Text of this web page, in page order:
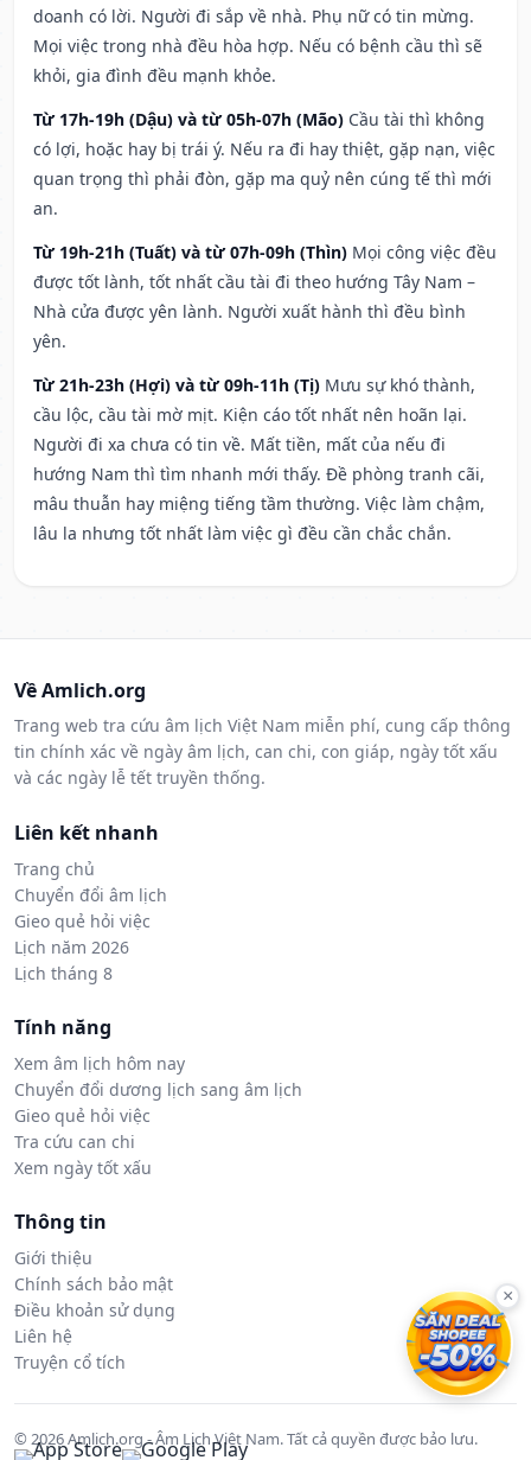
doanh có lời. Người đi sắp về nhà. Phụ nữ có tin mừng.
Mọi việc trong nhà đều hòa hợp. Nếu có bệnh cầu thì sẽ
khỏi, gia đình đều mạnh khỏe.
Từ 17h-19h (Dậu) và từ 05h-07h (Mão) Cầu tài thì không
có lợi, hoặc hay bị trái ý. Nếu ra đi hay thiệt, gặp nạn, việc
quan trọng thì phải đòn, gặp ma quỷ nên cúng tế thì mới
an.
Từ 19h-21h (Tuất) và từ 07h-09h (Thìn) Mọi công việc đều
được tốt lành, tốt nhất cầu tài đi theo hướng Tây Nam –
Nhà cửa được yên lành. Người xuất hành thì đều bình
yên.
Từ 21h-23h (Hợi) và từ 09h-11h (Tị) Mưu sự khó thành,
cầu lộc, cầu tài mờ mịt. Kiện cáo tốt nhất nên hoãn lại.
Người đi xa chưa có tin về. Mất tiền, mất của nếu đi
hướng Nam thì tìm nhanh mới thấy. Đề phòng tranh cãi,
mâu thuẫn hay miệng tiếng tầm thường. Việc làm chậm,
lâu la nhưng tốt nhất làm việc gì đều cần chắc chắn.
Về Amlich.org
Trang web tra cứu âm lịch Việt Nam miễn phí, cung cấp thông
tin chính xác về ngày âm lịch, can chi, con giáp, ngày tốt xấu
và các ngày lễ tết truyền thống.
Liên kết nhanh
Trang chủ
Chuyển đổi âm lịch
Gieo quẻ hỏi việc
Lịch năm 2026
Lịch tháng 8
Tính năng
Xem âm lịch hôm nay
Chuyển đổi dương lịch sang âm lịch
Gieo quẻ hỏi việc
Tra cứu can chi
Xem ngày tốt xấu
Thông tin
Giới thiệu
Chính sách bảo mật
Điều khoản sử dụng
Liên hệ
Truyện cổ tích
© 2026 Amlich.org - Âm Lịch Việt Nam. Tất cả quyền được bảo lưu.
×